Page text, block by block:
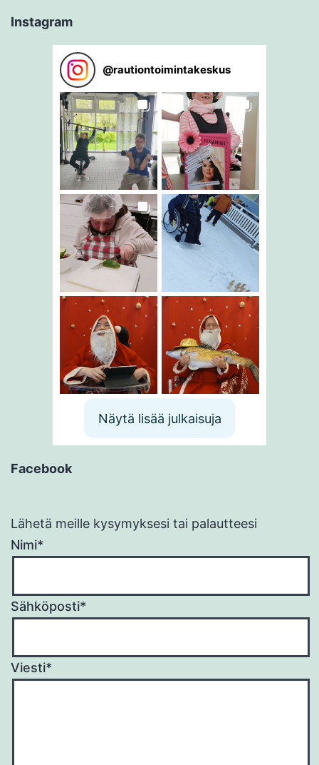
Instagram
@rautiontoimintakeskus
Näytä lisää julkaisuja
Facebook
Lähetä meille kysymyksesi tai palautteesi
Nimi*
Sähköposti*
Viesti*